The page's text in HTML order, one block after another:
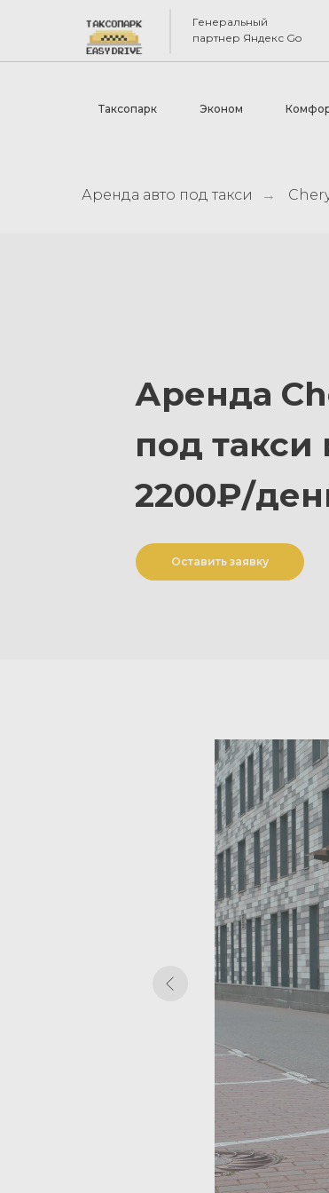
Генеральный
партнер Яндекс Go
Таксопарк Эконом
Аренда авто под такси →
Оставить заявку
Аренда
под такси
2200₽/